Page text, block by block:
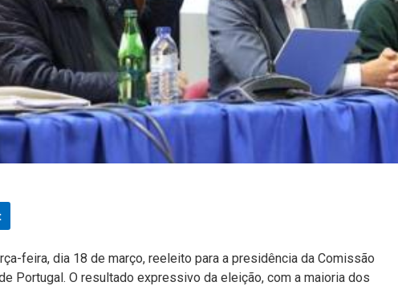
feira, dia 18 de março, reeleito para a presidência da Comissão
Portugal. O resultado expressivo da eleição, com a maioria dos